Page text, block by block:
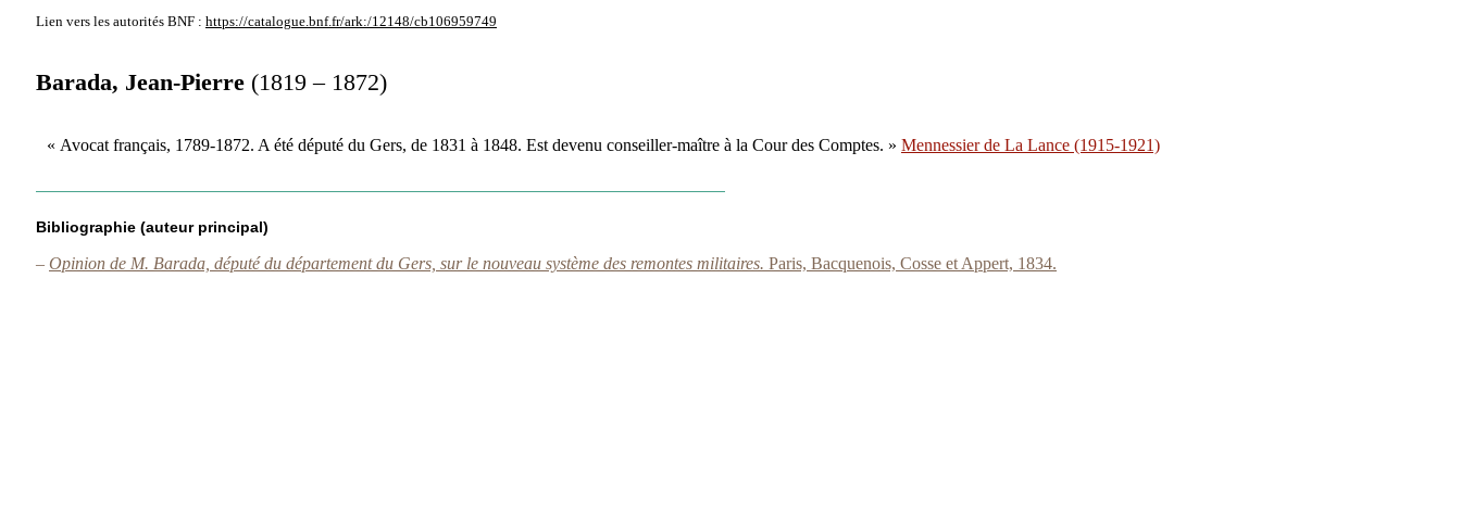
Lien vers les autorités BNF : https://catalogue.bnf.fr/ark:/12148/cb106959749
Barada, Jean-Pierre (1819 – 1872)
« Avocat français, 1789-1872. A été député du Gers, de 1831 à 1848. Est devenu conseiller-maître à la Cour des Comptes. » Mennessier de La Lance (1915-1921)
Bibliographie (auteur principal)
– Opinion de M. Barada, député du département du Gers, sur le nouveau système des remontes militaires. Paris, Bacquenois, Cosse et Appert, 1834.